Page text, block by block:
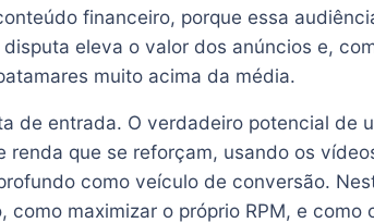
financeiro, porque essa
eleva o valor dos anúncios e,
muito acima da média.
de entrada. O verdadeiro potencial de
renda que se reforçam, usando os
como veículo de conversão.
como maximizar o próprio RPM, e como